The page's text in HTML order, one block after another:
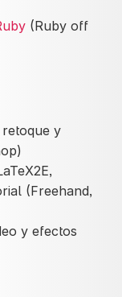
(Ruby off
y
(Freehand,
y efectos